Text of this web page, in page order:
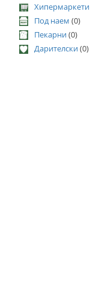
Хипермаркети
Под наем (0)
Пекарни(0)
Дарителски(0)